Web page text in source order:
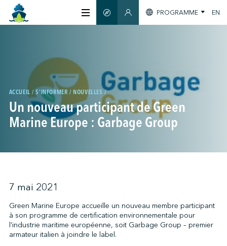
CERTIFICATION
MEMBRES
GREENTECH
S'INFORMER
NOUS JOINDRE
GUIDE INTELLIGENT
SECTION MEMBRES
PROGRAMME EN
ACCUEIL S'INFORMER NOUVELLES
Un nouveau participant de Green
Marine Europe : Garbage Group
7 mai 2021
Green Marine Europe accueille un nouveau membre participant
à son programme de certification environnementale pour
l’industrie maritime européenne, soit Garbage Group – premier
armateur italien à joindre le label.